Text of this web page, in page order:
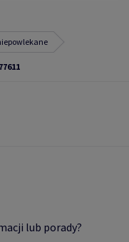
lub porady?